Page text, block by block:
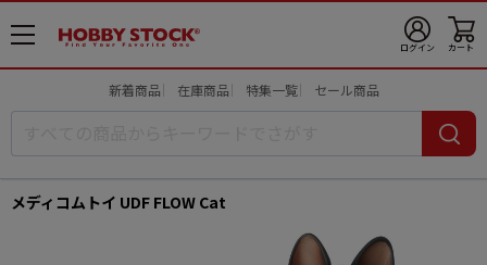
メ
ニ
ログイン カート
新着商品 在庫商品 特集一覧 セール商品
メディコムトイ UDF FLOW Cat